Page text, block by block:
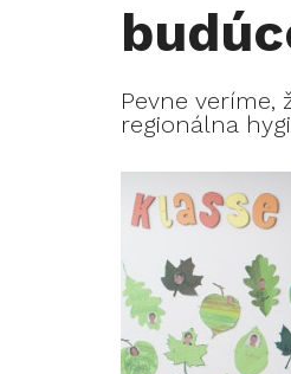
Pevne veríme,
regionálna